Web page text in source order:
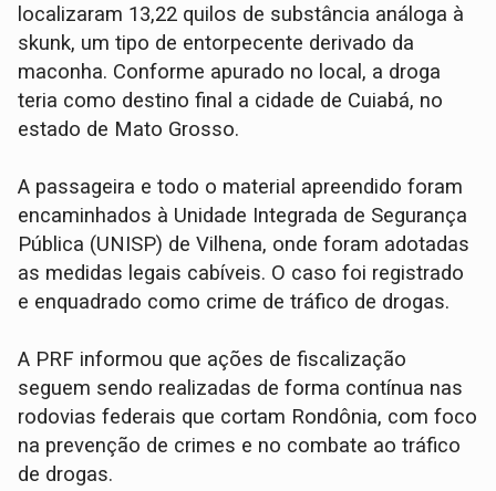
localizaram 13,22 quilos de substância análoga à
skunk, um tipo de entorpecente derivado da
maconha. Conforme apurado no local, a droga
teria como destino final a cidade de Cuiabá, no
estado de Mato Grosso.
A passageira e todo o material apreendido foram
encaminhados à Unidade Integrada de Segurança
Pública (UNISP) de Vilhena, onde foram adotadas
as medidas legais cabíveis. O caso foi registrado
e enquadrado como crime de tráfico de drogas.
A PRF informou que ações de fiscalização
seguem sendo realizadas de forma contínua nas
rodovias federais que cortam Rondônia, com foco
na prevenção de crimes e no combate ao tráfico
de drogas.